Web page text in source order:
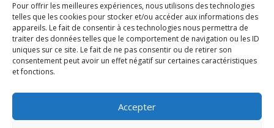
Pour offrir les meilleures expériences, nous utilisons des technologies
telles que les cookies pour stocker et/ou accéder aux informations des
appareils. Le fait de consentir à ces technologies nous permettra de
traiter des données telles que le comportement de navigation ou les ID
uniques sur ce site. Le fait de ne pas consentir ou de retirer son
consentement peut avoir un effet négatif sur certaines caractéristiques
et fonctions.
Accepter